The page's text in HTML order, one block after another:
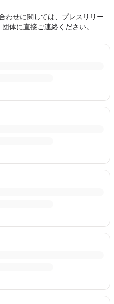
わせに関しては、プレスリリー
体に直接ご連絡ください。